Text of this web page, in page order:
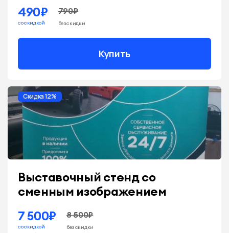
490₽
со скидкой
790₽
без скидки
Купить
Скидка 12%
Выставочный стенд со
сменным изображением
7 500₽
со скидкой
8 500₽
без скидки